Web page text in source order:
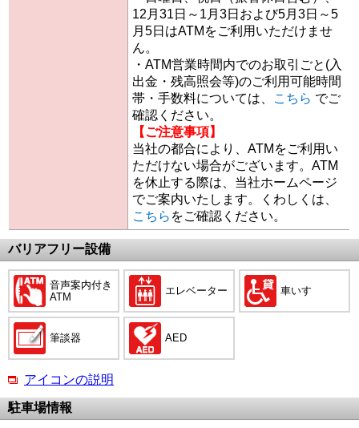
12月31日～1月3日および5月3日～5
月5日はATMをご利用いただけませ
ん。
・ATM営業時間内でのお取引ごと(入
出金・残高照会等)のご利用可能時間
帯・手数料については、
こちら でご
確認ください。
【ご注意事項】
当社の都合により、ATMをご利用い
ただけない場合がございます。ATM
を休止する際は、当社ホームページ
でご案内いたします。くわしくは、
こちら をご確認ください。
バリアフリー設備
音声案内付き
ATM
エレベーター 車いす
筆談器 AED
アイコンの説明
駐車場情報